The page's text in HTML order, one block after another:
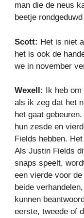
man die de neus
beetje
Scott: Het is niet
het is ook de
we in november
Wexell:
Ik heb
als ik zeg dat het
het gaat
hun zesde en
Fields hebben.
Als Justin Fields
snaps speelt,
een vierde voor
beide
kunnen
eerste, tweede of